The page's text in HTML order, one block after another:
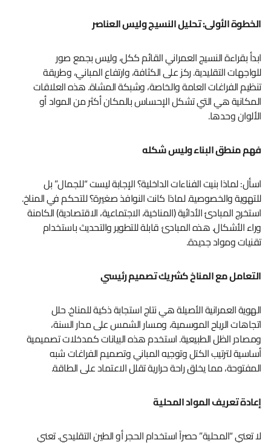
الخطوة الأولى: تحليل النسيج وليس العناصر
ابدأ بقراءة النسيج العمراني القائم ككل، وليس بجمع صور
للواجهات التقليدية. ركز على الكثافة، وارتفاع المباني، وطريقة
تنظيم الفراغات العامة والخاصة، وشبكة المشاة. هذه العلاقات
المكانية هي التي تشكل الإحساس بالمكان أكثر من المواد أو
الألوان وحدها.
فهم منطق البناء وليس شكله
اسأل: لماذا بنيت الفناءات الداخلية؟ الإجابة ليست “للجمال” بل
للتهوية والخصوصية. لماذا كانت النوافذ صغيرة؟ للتحكم في المناخ.
استخرج المبادئ الأدائية (المناخية، الاجتماعية، الاقتصادية) الكامنة
وراء الأشكال. هذه المبادئ قابلة للتطوير والتحديث باستخدام
تقنيات ومواد جديدة.
التعامل مع المناخ كشريك تصميم رئيسي
الهوية العمرانية الأصيلة هي نتاج استجابة ذكية للمناخ. حلل
اتجاهات الرياح الموسمية، ومسار الشمس على مدار السنة،
ومصادر الظل الطبيعية. استخدم هذه البيانات كمدخلات تصميمية
أساسية لترتيب الكتل وتوجيه المباني وتصميم الفراغات شبه
المفتوحة، مما يخلق راحة حرارية تقلل الاعتماد على الطاقة.
إعادة تعريف المواد المحلية
لا تعني “المحلية” حصراً استخدام الحجر أو الطين التقليدي. تعني